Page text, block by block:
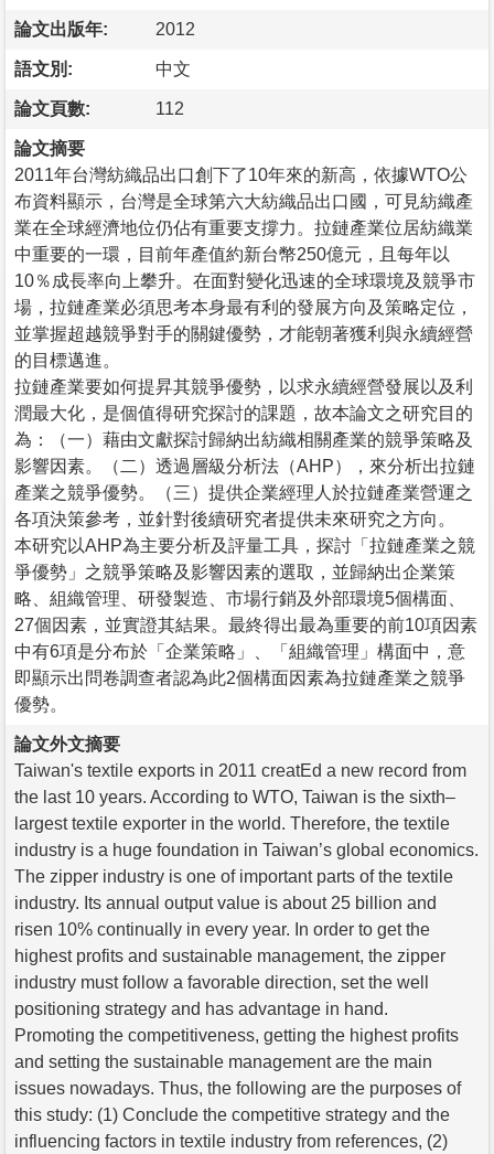
論文出版年: 2012
語文別: 中文
論文頁數: 112
論文摘要
2011年台灣紡織品出口創下了10年來的新高，依據WTO公
布資料顯示，台灣是全球第六大紡織品出口國，可見紡織產
業在全球經濟地位仍佔有重要支撐力。拉鏈產業位居紡織業
中重要的一環，目前年產值約新台幣250億元，且每年以
10％成長率向上攀升。在面對變化迅速的全球環境及競爭市
場，拉鏈產業必須思考本身最有利的發展方向及策略定位，
並掌握超越競爭對手的關鍵優勢，才能朝著獲利與永續經營
的目標邁進。
拉鏈產業要如何提昇其競爭優勢，以求永續經營發展以及利
潤最大化，是個值得研究探討的課題，故本論文之研究目的
為：（一）藉由文獻探討歸納出紡織相關產業的競爭策略及
影響因素。（二）透過層級分析法（AHP），來分析出拉鏈
產業之競爭優勢。（三）提供企業經理人於拉鏈產業營運之
各項決策參考，並針對後續研究者提供未來研究之方向。
本研究以AHP為主要分析及評量工具，探討「拉鏈產業之競
爭優勢」之競爭策略及影響因素的選取，並歸納出企業策
略、組織管理、研發製造、市場行銷及外部環境5個構面、
27個因素，並實證其結果。最終得出最為重要的前10項因素
中有6項是分布於「企業策略」、「組織管理」構面中，意
即顯示出問卷調查者認為此2個構面因素為拉鏈產業之競爭
優勢。
論文外文摘要
Taiwan's textile exports in 2011 creatEd a new record from
the last 10 years. According to WTO, Taiwan is the sixth–
largest textile exporter in the world. Therefore, the textile
industry is a huge foundation in Taiwan’s global economics.
The zipper industry is one of important parts of the textile
industry. Its annual output value is about 25 billion and
risen 10% continually in every year. In order to get the
highest profits and sustainable management, the zipper
industry must follow a favorable direction, set the well
positioning strategy and has advantage in hand.
Promoting the competitiveness, getting the highest profits
and setting the sustainable management are the main
issues nowadays. Thus, the following are the purposes of
this study: (1) Conclude the competitive strategy and the
influencing factors in textile industry from references, (2)